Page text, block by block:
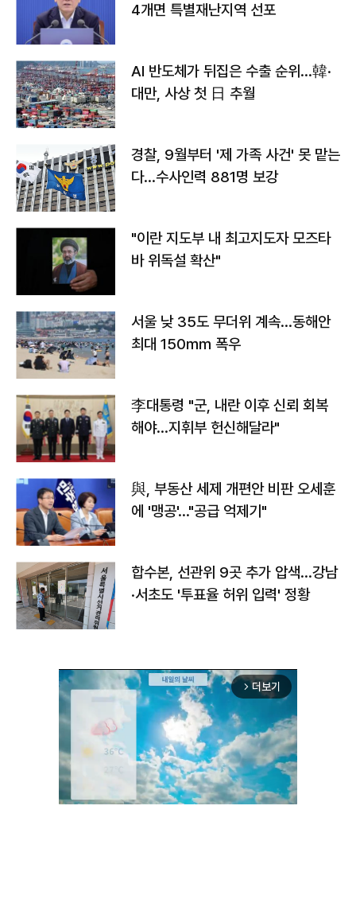
4개면 특별재난지역 선포
AI 반도체가 뒤집은 수출 순위…韓·
대만, 사상 첫 日 추월
경찰, 9월부터 '제 가족 사건' 못 맡는
다…수사인력 881명 보강
"이란 지도부 내 최고지도자 모즈타
바 위독설 확산"
서울 낮 35도 무더위 계속…동해안
최대 150㎜ 폭우
李대통령 "군, 내란 이후 신뢰 회복
해야…지휘부 헌신해달라"
與, 부동산 세제 개편안 비판 오세훈
에 '맹공'…"공급 억제기"
합수본, 선관위 9곳 추가 압색…강남
·서초도 '투표율 허위 입력' 정황
arrow_forward_ios 더보기